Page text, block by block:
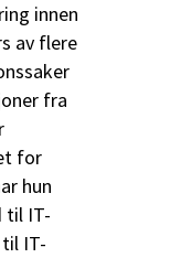
innen
av flere
fra
for
hun
til IT-
IT-